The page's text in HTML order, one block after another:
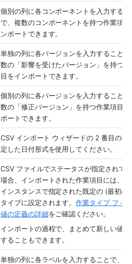
個別の列に各コンポーネントを入力するこ
で、複数のコンポーネントを持つ作業項目
ンポートできます。
単独の列に各バージョンを入力することで
数の「影響を受けたバージョン」を持つ作
目をインポートできます。
個別の列に各バージョンを入力することで
数の「修正バージョン」を持つ作業項目を
ポートできます。
CSV インポート ウィザードの 2 番目の手
定した日付形式を使用してください。
CSV ファイルでステータスが指定されて
場合、インポートされた作業項目には、
インスタンスで指定された既定の (最初の)
タイプに設定されます。作業タイプ フィ
値の定義の詳細をご確認ください。
インポートの過程で、まとめて新しい値を
することもできます。
単独の列に各ラベルを入力することで、複